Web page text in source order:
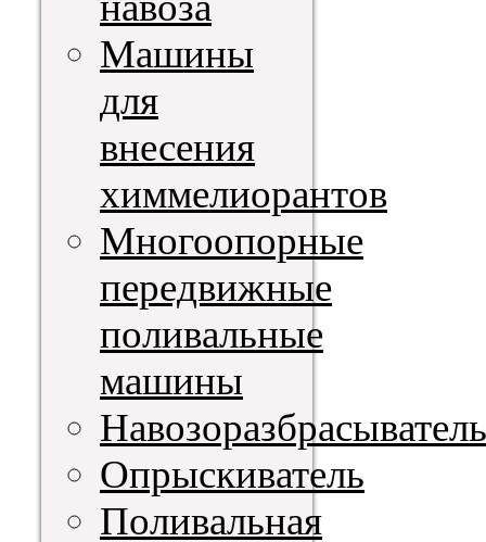
Машины
для
внесения
химмелиорантов
Многоопорные
передвижные
поливальные
машины
Навозоразбрасыватель
Опрыскиватель
Поливальная